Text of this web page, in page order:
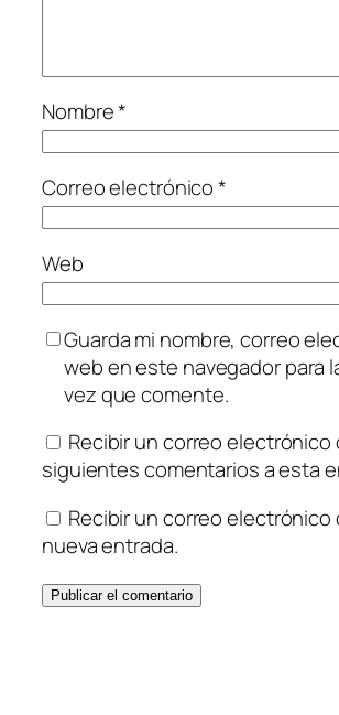
Nombre*
Correo electrónico*
Web
Guarda mi nombre, correo
web en este navegador para
vez que comente.
Recibir un correo electrónico
siguientes comentarios a esta
Recibir un correo electrónico
nueva entrada.